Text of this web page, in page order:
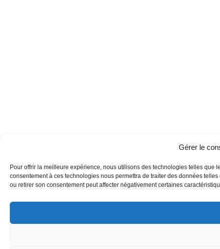
Gérer le
Pour offrir la meilleure expérience, nous utilisons des technologies telles
consentement à ces technologies nous permettra de traiter des données
ou retirer son consentement peut affecter négativement certaines